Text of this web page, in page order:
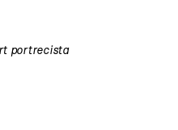
portrecista